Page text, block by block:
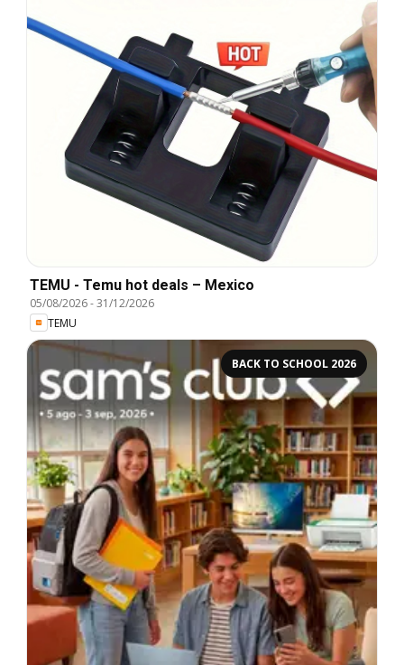
TEMU - Temu hot deals – Mexico
05/08/2026-31/12/2026
TEMU
BACK TO SCHOOL 2026